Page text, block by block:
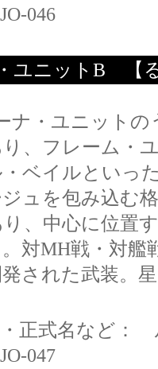
046
ユニットB 【
ナ・ユニット
、フレーム・
ベイルといっ
ジュを包み込む
、中心に位置
対MH戦・対
された武装。
・正式名など：
047